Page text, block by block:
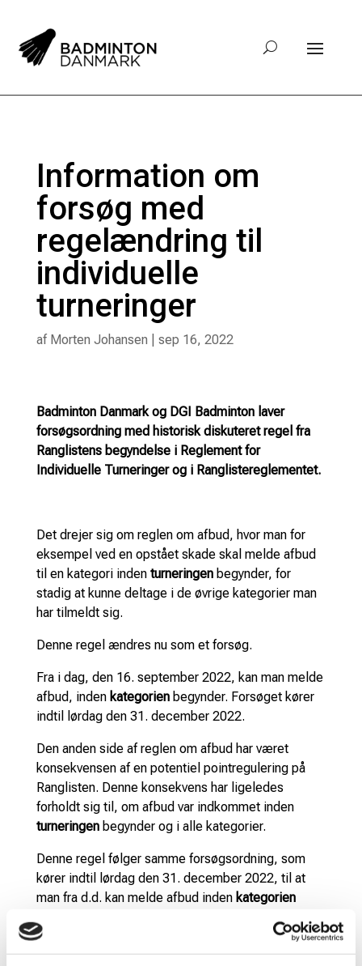
Information om
forsøg med
regelændring til
individuelle
turneringer
af Morten Johansen sep 16, 2022
Badminton Danmark og DGI Badminton laver
forsøgsordning med historisk diskuteret regel fra
Ranglistens begyndelse i Reglement for
Individuelle Turneringer og i Ranglistereglementet.
Det drejer sig om reglen om afbud, hvor man for
eksempel ved en opstået skade skal melde afbud
til en kategori inden turneringenbegynder, for
stadig at kunne deltage i de øvrige kategorier man
har tilmeldt sig.
Denne regel ændres nu som et forsøg.
Fra i dag, den 16. september 2022, kan man melde
afbud, inden kategorienbegynder. Forsøget kører
indtil lørdag den 31. december 2022.
Den anden side af reglen om afbud har været
konsekvensen af en potentiel pointregulering på
Ranglisten. Denne konsekvens har ligeledes
forholdt sig til, om afbud var indkommet inden
turneringenbegynder og i alle kategorier.
Denne regel følger samme forsøgsordning, som
kører indtil lørdag den 31. december 2022, til at
man fra d.d. kan melde afbud inden kategorien
pointregulering på Ranglisten.